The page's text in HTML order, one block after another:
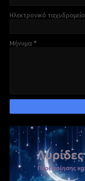
Ηλεκτρονικό ταχυδρομείο
Μήνυμα *